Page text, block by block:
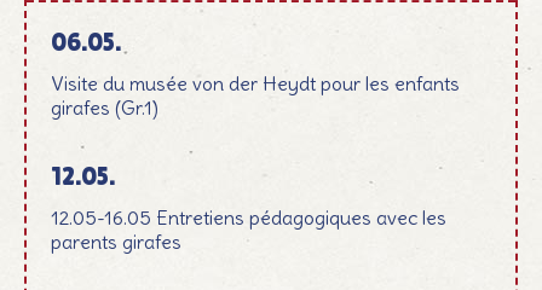
06.05.
Visite du musée von der Heydt pour les enfants
girafes (Gr.1)
12.05.
12.05-16.05 Entretiens pédagogiques avec les
parents girafes